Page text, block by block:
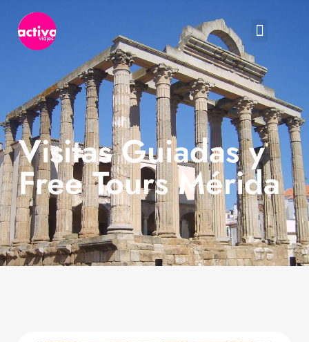
Visitas Guiadas y
Free Tours Mérida